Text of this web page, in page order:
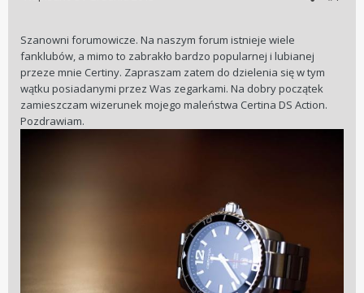
Szanowni forumowicze. Na naszym forum istnieje wiele
fanklubów, a mimo to zabrakło bardzo popularnej i lubianej
przeze mnie Certiny. Zapraszam zatem do dzielenia się w tym
wątku posiadanymi przez Was zegarkami. Na dobry początek
zamieszczam wizerunek mojego maleństwa Certina DS Action.
Pozdrawiam.